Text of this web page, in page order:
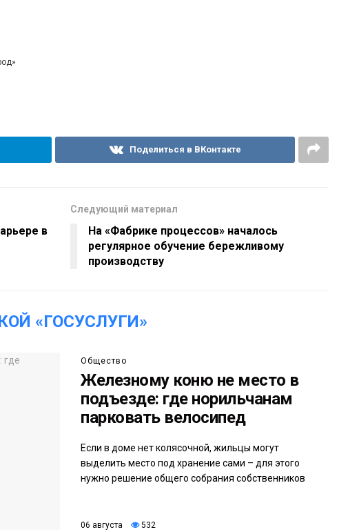
Поделиться в ВКонтакте
в
Следующий материал
На «Фабрике процессов» началось
регулярное обучение бережливому
производству
«ГОСУСЛУГИ»
Общество
Железному коню не место в
подъезде: где норильчанам
парковать велосипед
Если в доме нет колясочной, жильцы могут
выделить место под хранение сами – для этого
нужно решение общего собрания собственников
06 августа 532